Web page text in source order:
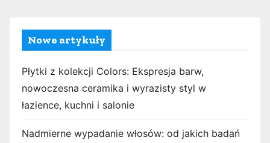
uNowe artykuły
Płytki z kolekcji Colors: Ekspresja barw,
nowoczesna ceramika i wyrazisty styl w
łazience, kuchni i salonie
Nadmierne wypadanie włosów: od jakich badań